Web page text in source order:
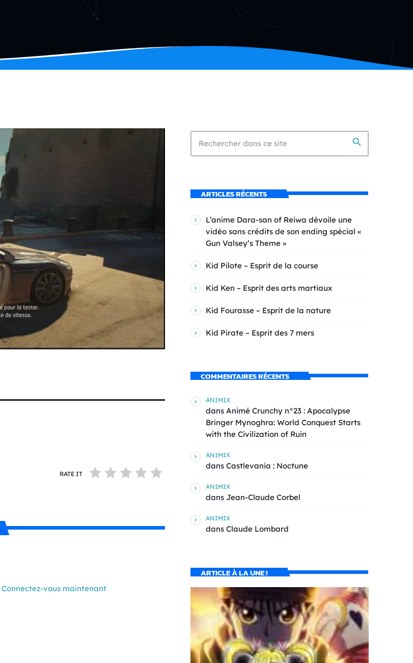
RATE IT
Connectez-vous maintenant
search
ARTICLES RÉCENTS
L’anime Dara-san of Reiwa dévoile une
vidéo sans crédits de son ending spécial «
Gun Valsey’s Theme »
Kid Pilote – Esprit de la course
Kid Ken – Esprit des arts martiaux
Kid Fourasse – Esprit de la nature
Kid Pirate – Esprit des 7 mers
COMMENTAIRES RÉCENTS
ANIMIX
dans Animé Crunchy n°23 : Apocalypse
Bringer Mynoghra: World Conquest Starts
with the Civilization of Ruin
ANIMIX
dans Castlevania : Noctune
ANIMIX
dans Jean-Claude Corbel
ANIMIX
dans Claude Lombard
ARTICLE À LA UNE !